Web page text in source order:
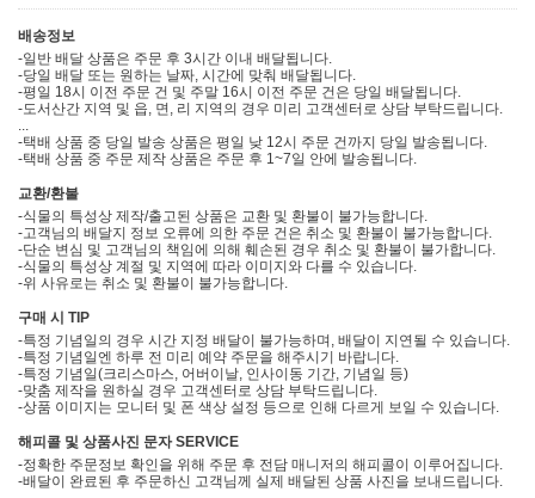
배송정보
-일반 배달 상품은 주문 후 3시간 이내 배달됩니다.
-당일 배달 또는 원하는 날짜, 시간에 맞춰 배달됩니다.
-평일 18시 이전 주문 건 및 주말 16시 이전 주문 건은 당일 배달됩니다.
-도서산간 지역 및 읍, 면, 리 지역의 경우 미리 고객센터로 상담 부탁드립니다.
-택배 상품 중 당일 발송 상품은 평일 낮 12시 주문 건까지 당일 발송됩니다.
-택배 상품 중 주문 제작 상품은 주문 후 1~7일 안에 발송됩니다.
교환/환불
-식물의 특성상 제작/출고된 상품은 교환 및 환불이 불가능합니다.
-고객님의 배달지 정보 오류에 의한 주문 건은 취소 및 환불이 불가능합니다.
-단순 변심 및 고객님의 책임에 의해 훼손된 경우 취소 및 환불이 불가합니다.
-식물의 특성상 계절 및 지역에 따라 이미지와 다를 수 있습니다.
-위 사유로는 취소 및 환불이 불가능합니다.
구매 시 TIP
-특정 기념일의 경우 시간 지정 배달이 불가능하며, 배달이 지연될 수 있습니다.
-특정 기념일엔 하루 전 미리 예약 주문을 해주시기 바랍니다.
-특정 기념일(크리스마스, 어버이날, 인사이동 기간, 기념일 등)
-맞춤 제작을 원하실 경우 고객센터로 상담 부탁드립니다.
-상품 이미지는 모니터 및 폰 색상 설정 등으로 인해 다르게 보일 수 있습니다.
해피콜 및 상품사진 문자 SERVICE
-정확한 주문정보 확인을 위해 주문 후 전담 매니저의 해피콜이 이루어집니다.
-배달이 완료된 후 주문하신 고객님께 실제 배달된 상품 사진을 보내드립니다.